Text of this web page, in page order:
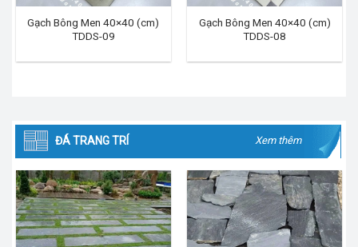
Gạch Bông Men 40×40 (cm)
TDDS-09
Gạch Bông Men 40×40 (cm)
TDDS-08
ĐÁ TRANG TRÍ Xem thêm